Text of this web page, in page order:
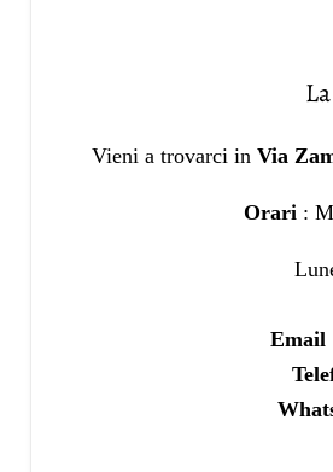
Vieni a trovarci in Via
Orari :
Email